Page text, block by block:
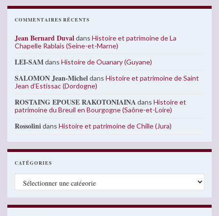
COMMENTAIRES RÉCENTS
Jean Bernard Duvaldans Histoire et patrimoine de La
Chapelle Rablais (Seine-et-Marne)
LEI-SAMdans Histoire de Ouanary (Guyane)
SALOMON Jean-Micheldans Histoire et patrimoine de Saint
Jean d’Estissac (Dordogne)
ROSTAING EPOUSE RAKOTONIAINAdans Histoire et
patrimoine du Breuil en Bourgogne (Saône-et-Loire)
Rossolinidans Histoire et patrimoine de Chille (Jura)
CATÉGORIES
Catégories